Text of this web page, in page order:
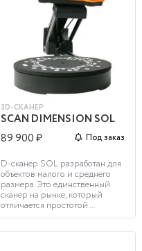
3D-СКАНЕР
SCAN DIMENSION SOL
89 900 ₽
Под заказ
D-сканер SOL разработан для
объектов малого и среднего
размера. Это единственный
сканер на рынке, который
отличается простотой ...